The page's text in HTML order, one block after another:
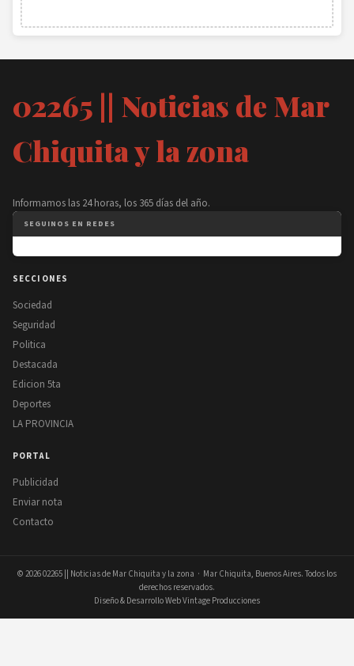
02265 || Noticias de Mar
Chiquita y la zona
Informamos las 24 horas, los 365 días del año.
SEGUINOS EN REDES
SECCIONES
Sociedad
Seguridad
Politica
Destacada
Edicion 5ta
Deportes
LA PROVINCIA
PORTAL
Publicidad
Enviar nota
Contacto
© 202602265 || Noticias de Mar Chiquita y la zona · Mar Chiquita, Buenos Aires. Todos los
derechos reservados.
Diseño & Desarrollo Web Vintage Producciones